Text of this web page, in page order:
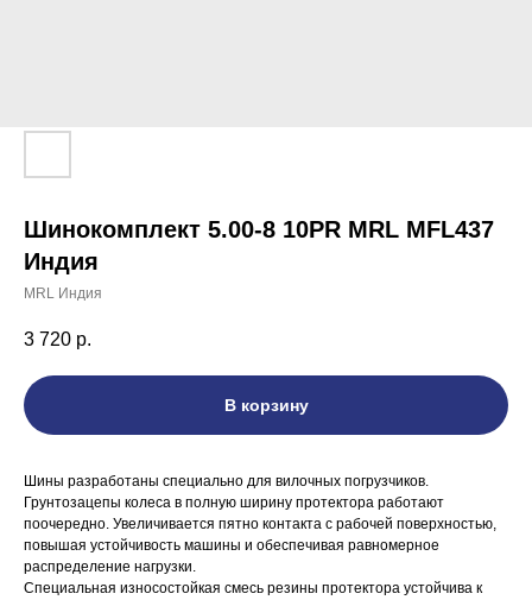
Шинокомплект 5.00-8 10PR MRL MFL437
Индия
MRL Индия
3 720 р.
В корзину
Шины разработаны специально для вилочных погрузчиков.
Грунтозацепы колеса в полную ширину протектора работают
поочередно. Увеличивается пятно контакта с рабочей поверхностью,
повышая устойчивость машины и обеспечивая равномерное
распределение нагрузки.
Специальная износостойкая смесь резины протектора устойчива к